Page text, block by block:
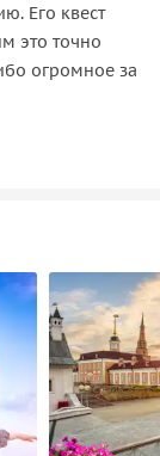
Его квест
это точно
огромное за